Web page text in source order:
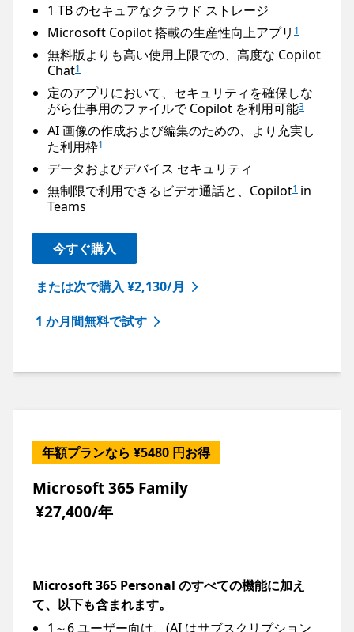
1 TB のセキュアなクラウド ストレージ
Microsoft Copilot 搭載の生産性向上アプリ 1
無料版よりも高い使用上限での、高度な Copilot
Chat1
定のアプリにおいて、セキュリティを確保しな
がら仕事用のファイルで Copilot を利用可能3
AI 画像の作成および編集のための、より充実し
た利用枠1
データおよびデバイス セキュリティ
無制限で利用できるビデオ通話と、Copilot1 in
Teams
今すぐ購入
または次で購入 ¥2,130/月
1 か月間無料で試す
年額プランなら ¥5480 円お得
Microsoft 365 Family
¥27,400/年
Microsoft 365 Personal のすべての機能に加え
て、以下も含まれます。
1～6 ユーザー向け、(AI はサブスクリプション